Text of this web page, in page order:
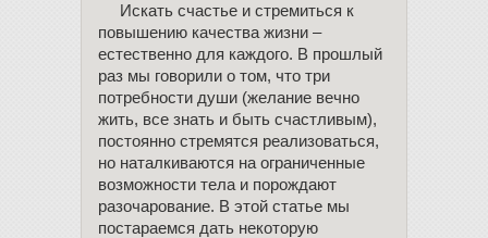
Искать счастье и стремиться к
повышению качества жизни –
естественно для каждого. В прошлый
раз мы говорили о том, что три
потребности души (желание вечно
жить, все знать и быть счастливым),
постоянно стремятся реализоваться,
но наталкиваются на ограниченные
возможности тела и порождают
разочарование. В этой статье мы
постараемся дать некоторую